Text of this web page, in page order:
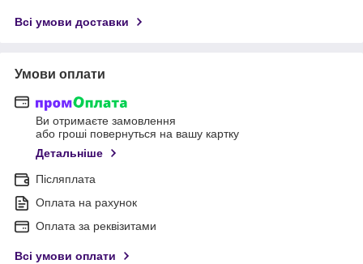
Всі умови доставки
Умови оплати
Ви отримаєте замовлення
або гроші повернуться на вашу картку
Детальніше
Післяплата
Оплата на рахунок
Оплата за реквізитами
Всі умови оплати